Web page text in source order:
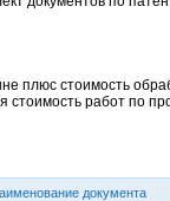
плюс стоимость
работ по
документа